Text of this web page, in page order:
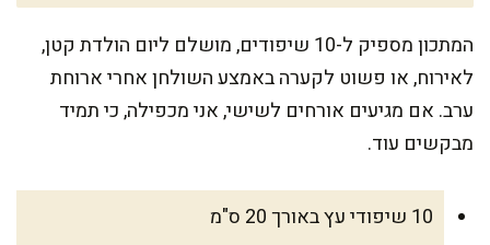
המתכון מספיק ל-10 שיפודים, מושלם ליום הולדת קטן,
לאירוח, או פשוט לקערה באמצע השולחן אחרי ארוחת
ערב. אם מגיעים אורחים לשישי, אני מכפילה, כי תמיד
מבקשים עוד.
10 שיפודי עץ באורך 20 ס"מ